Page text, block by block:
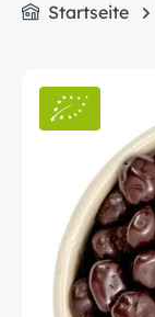
Startseite
Bildergalerie